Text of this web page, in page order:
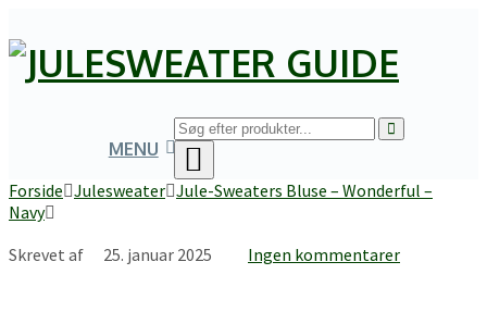
MENU
Forside Julesweater Jule-Sweaters Bluse – Wonderful –
Navy
Skrevet af
25. januar 2025 Ingen kommentarer